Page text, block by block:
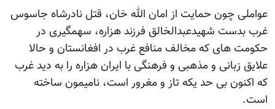
عواملی چون حمایت از امان الله خان، قتل نادرشاه جاسوس
غرب بدست شهیدعبدالخالق فرزند هزاره، سهمگیری در
حکومت های که مخالف منافع غرب در افغانستان و حالا
علایق زبانی و مذهبی و فرهنگی با ایران هزاره را به دید غرب
که اکنون بی حد یکه تاز و مغرور است، نامیمون ساخته
است.